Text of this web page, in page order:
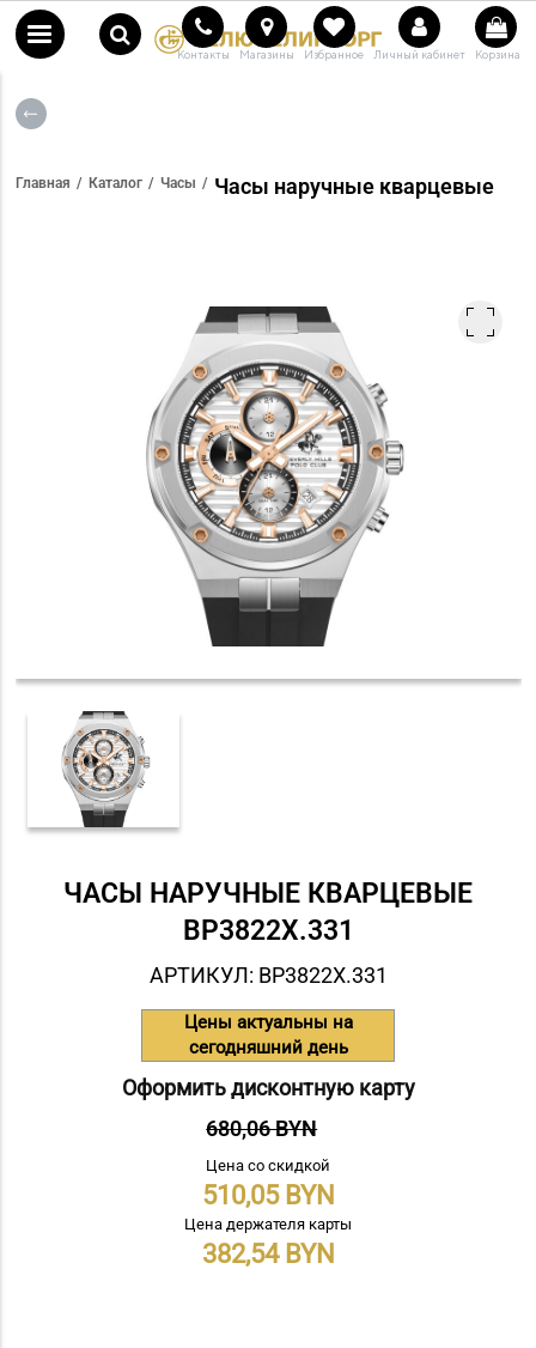
Контакты Магазины Избранное Личный кабинет Корзина
Главная Каталог Часы Часы наручные кварцевые
ЧАСЫ НАРУЧНЫЕ КВАРЦЕВЫЕ
BP3822X.331
АРТИКУЛ: BP3822X.331
Цены актуальны на
сегодняшний день
Оформить дисконтную карту
680,06 BYN
Цена со скидкой
510,05
Цена держателя карты
382,54